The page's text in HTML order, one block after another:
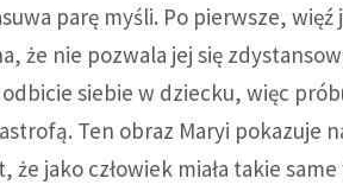
parę myśli. Po pierwsze, więź
że nie pozwala jej się
siebie w dziecku, więc
Ten obraz Maryi pokazuje
że jako człowiek miała takie